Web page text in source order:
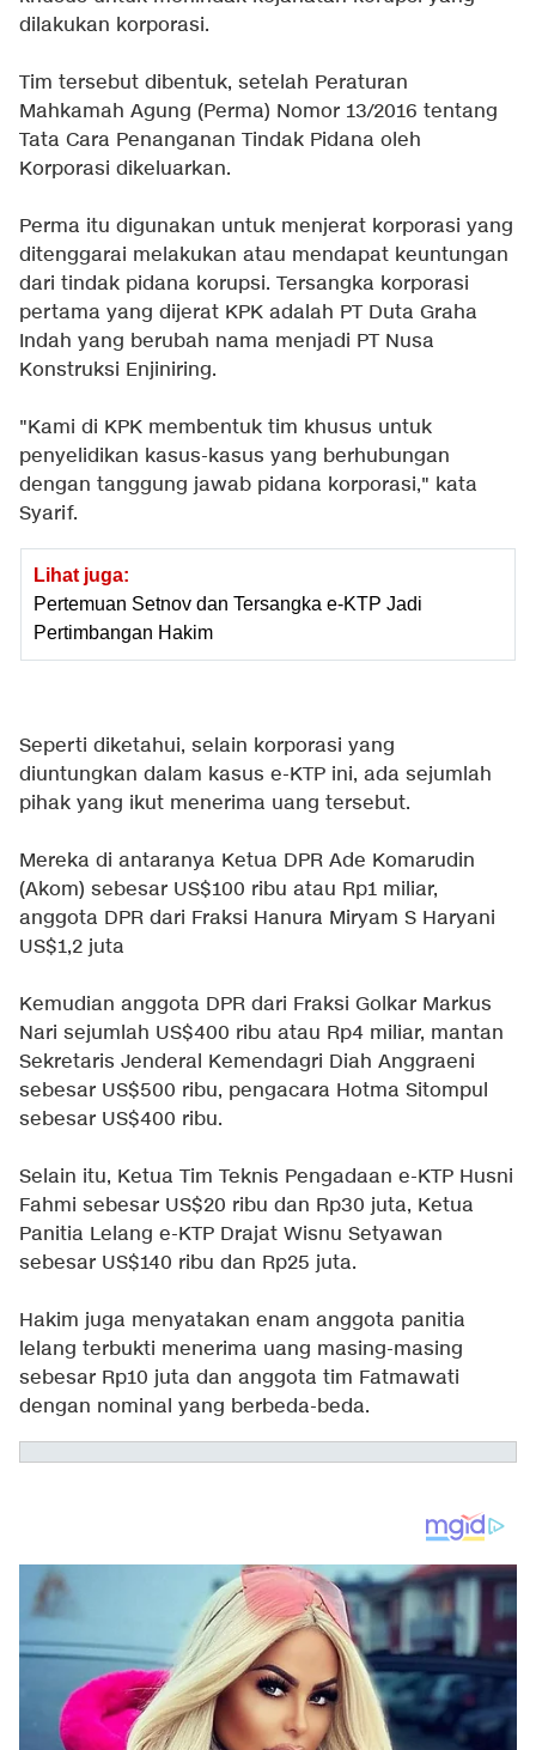
dilakukan korporasi.
Tim tersebut dibentuk, setelah Peraturan
Mahkamah Agung (Perma) Nomor 13/2016 tentang
Tata Cara Penanganan Tindak Pidana oleh
Korporasi dikeluarkan.
Perma itu digunakan untuk menjerat korporasi yang
ditenggarai melakukan atau mendapat keuntungan
dari tindak pidana korupsi. Tersangka korporasi
pertama yang dijerat KPK adalah PT Duta Graha
Indah yang berubah nama menjadi PT Nusa
Konstruksi Enjiniring.
"Kami di KPK membentuk tim khusus untuk
penyelidikan kasus-kasus yang berhubungan
dengan tanggung jawab pidana korporasi," kata
Syarif.
Lihat juga:
Pertemuan Setnov dan Tersangka e-KTP Jadi
Pertimbangan Hakim
Seperti diketahui, selain korporasi yang
diuntungkan dalam kasus e-KTP ini, ada sejumlah
pihak yang ikut menerima uang tersebut.
Mereka di antaranya Ketua DPR Ade Komarudin
(Akom) sebesar US$100 ribu atau Rp1 miliar,
anggota DPR dari Fraksi Hanura Miryam S Haryani
US$1,2 juta
Kemudian anggota DPR dari Fraksi Golkar Markus
Nari sejumlah US$400 ribu atau Rp4 miliar, mantan
Sekretaris Jenderal Kemendagri Diah Anggraeni
sebesar US$500 ribu, pengacara Hotma Sitompul
sebesar US$400 ribu.
Selain itu, Ketua Tim Teknis Pengadaan e-KTP Husni
Fahmi sebesar US$20 ribu dan Rp30 juta, Ketua
Panitia Lelang e-KTP Drajat Wisnu Setyawan
sebesar US$140 ribu dan Rp25 juta.
Hakim juga menyatakan enam anggota panitia
lelang terbukti menerima uang masing-masing
sebesar Rp10 juta dan anggota tim Fatmawati
dengan nominal yang berbeda-beda.